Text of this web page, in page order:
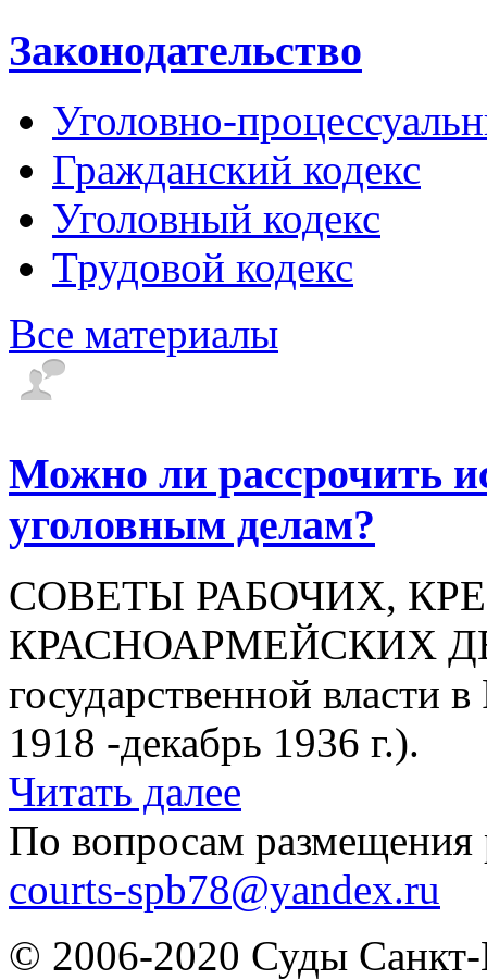
Законодательство
Уголовно-
Гражданский кодекс
Уголовный кодекс
Трудовой кодекс
Все материалы
Можно ли рассрочить
уголовным делам?
СОВЕТЫ РАБОЧИХ,
КРАСНОАРМЕЙСКИХ
государственной власти
1918 -декабрь 1936 г.).
Читать далее
По вопросам размещения
courts-spb78@yandex.ru
© 2006-2020 Суды Санкт-